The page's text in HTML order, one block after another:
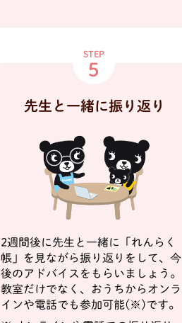
STEP
5
先生と一緒に振り返り
2週間後に先生と一緒に「れんらく
帳」を見ながら振り返りをして、今
後のアドバイスをもらいましょう。
教室だけでなく、おうちからオンラ
インや電話でも参加可能(※)です。